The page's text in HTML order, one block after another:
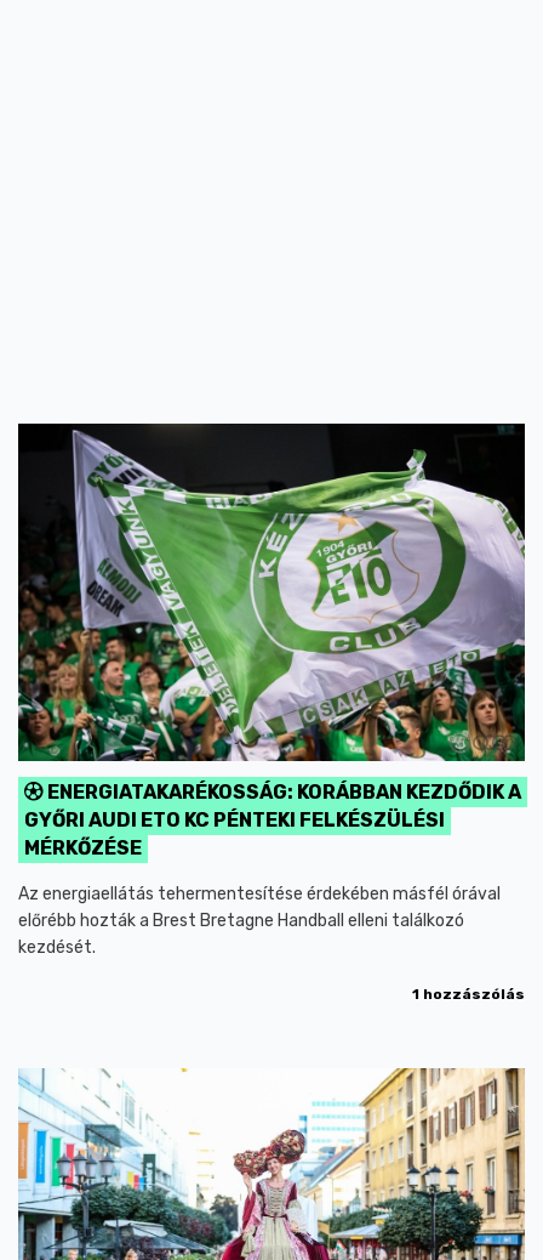
ENERGIATAKARÉKOSSÁG: KORÁBBAN KEZDŐDIK A
GYŐRI AUDI ETO KC PÉNTEKI FELKÉSZÜLÉSI
MÉRKŐZÉSE
Az energiaellátás tehermentesítése érdekében másfél órával
előrébb hozták a Brest Bretagne Handball elleni találkozó
kezdését.
1 hozzászólás